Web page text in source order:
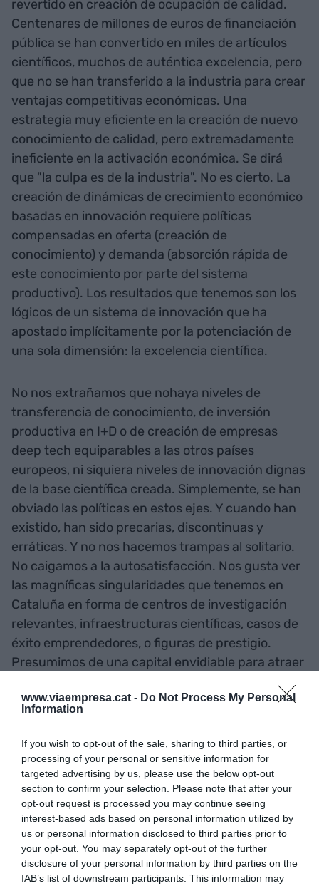
www.viaempresa.cat - Do Not Process My Personal
Information
If you wish to opt-out of the sale, sharing to third parties, or
processing of your personal or sensitive information for
targeted advertising by us, please use the below opt-out
section to confirm your selection. Please note that after your
opt-out request is processed you may continue seeing
interest-based ads based on personal information utilized by
us or personal information disclosed to third parties prior to
your opt-out. You may separately opt-out of the further
disclosure of your personal information by third parties on the
IAB’s list of downstream participants. This information may
revertido en creación de ocupación de calidad.
Centenares de millones de euros de financiación
pública se han convertido en miles de artículos
científicos, muchos de auténtica excelencia, pero
que no se han transferido a la industria para crear
ventajas competitivas económicas. Una
estrategia muy eficiente en la creación de nuevo
conocimiento de calidad, pero extremadamente
ineficiente en la activación económica. Se dirá
que "la culpa es de la industria". No es cierto. La
creación de dinámicas de crecimiento económico
basadas en innovación requiere políticas
compensadas en oferta (creación de
conocimiento) y demanda (absorción rápida de
este conocimiento por parte del sistema
productivo). Los resultados que tenemos son los
lógicos de un sistema de innovación que ha
apostado implícitamente por la potenciación de
una sola dimensión: la excelencia científica.
No nos extrañamos que nohaya niveles de
transferencia de conocimiento, de inversión
productiva en I+D o de creación de empresas
deep tech equiparables a las otros países
europeos, ni siquiera niveles de innovación dignas
de la base científica creada. Simplemente, se han
obviado las políticas en estos ejes. Y cuando han
existido, han sido precarias, discontinuas y
erráticas. Y no nos hacemos trampas al solitario.
No caigamos a la autosatisfacción. Nos gusta ver
las magníficas singularidades que tenemos en
Cataluña en forma de centros de investigación
relevantes, infraestructuras científicas, casos de
éxito emprendedores, o figuras de prestigio.
Presumimos de una capital envidiable para atraer
implacables: nos alejamos cada vez más de los
inversión en I+D de la economía catalana ha
crecido una centésima de PIB. Exactamente
como el conjunto de la economía española. Y
necesitamos 150 centésimas (1'5 puntos) para
llegar a los estándares que pide Europa. Así que
sólo hay que contar cuánto de tiempo sería
necesario, con las dinámicas actuales.